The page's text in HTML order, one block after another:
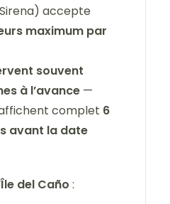
accepte
maximum par
souvent
à l’avance —
complet 6
avant la date
del Caño :